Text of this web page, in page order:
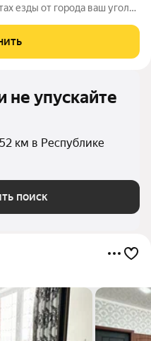
от города ваш уголок
сад.
не упускайте
км в Республике
поиск